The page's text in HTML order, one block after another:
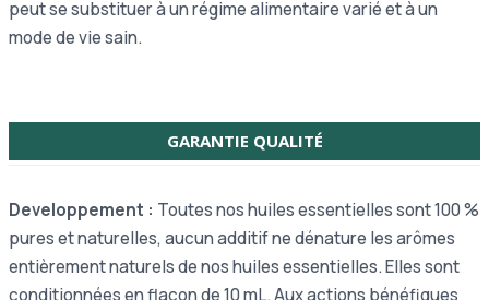
peut se substituer à un régime alimentaire varié et à un
mode de vie sain.
GARANTIE QUALITÉ
Developpement : Toutes nos huiles essentielles sont 100 %
pures et naturelles, aucun additif ne dénature les arômes
entièrement naturels de nos huiles essentielles. Elles sont
conditionnées en flacon de 10 mL. Aux actions bénéfiques